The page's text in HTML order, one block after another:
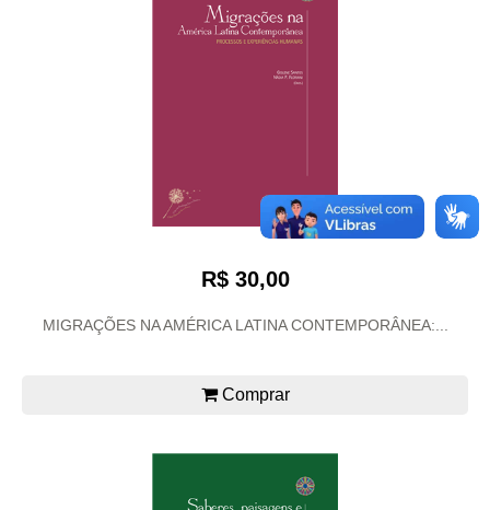
R$ 30,00
MIGRAÇÕES NA AMÉRICA LATINA CONTEMPORÂNEA:...
Comprar